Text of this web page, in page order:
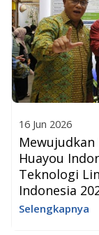
16 Jun 2026
Huayou
Teknologi
Indonesia
Selengkapnya